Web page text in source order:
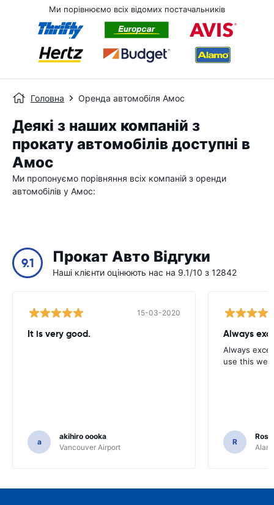
Ми порівнюємо всіх відомих постачальників
Головна Оренда автомобіля Амос
Деякі з наших компаній з
прокату автомобілів доступні в
Амос
Ми пропонуємо порівняння всіх компаній з оренди
автомобілів у Амос:
9.1 Прокат Авто Відгуки
Наші клієнти оцінюють нас на 9.1/10 з 12842
15-03-2020
It is very good.
a
akihiro oooka
Vancouver Airport
Always
Always
use this
R